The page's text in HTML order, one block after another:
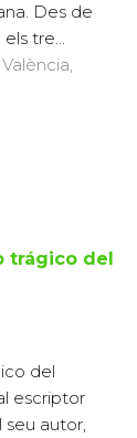
Des de
tre...
trágico del
del
escriptor
seu autor,